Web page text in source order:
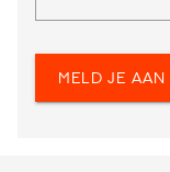
MELD JE AAN